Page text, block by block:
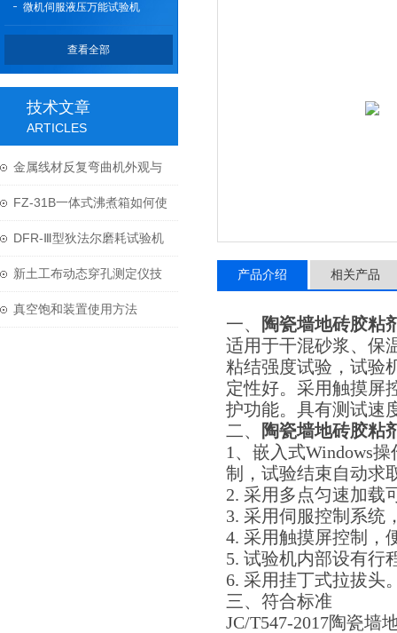
微机伺服液压万能试验机
查看全部
技术文章
ARTICLES
金属线材反复弯曲机外观与
结构
FZ-31B一体式沸煮箱如何使
用与维护？
DFR-Ⅲ型狄法尔磨耗试验机
技术参数
新土工布动态穿孔测定仪技
术参数
真空饱和装置使用方法
产品介绍 相关产品
一、
陶瓷墙地砖胶粘
适用于干混砂浆、保
粘结强度试验，试验
定性好。采用触摸屏
护功能。具有测试速
二、
陶瓷墙地砖胶粘
1、嵌入式Windows
制，试验结束自动求
2. 采用多点匀速加载
3. 采用伺服控制系统
4. 采用触摸屏控制，
5. 试验机内部设有行
6. 采用挂丁式拉拔头
三、符合标准
JC/T547-2017陶瓷墙